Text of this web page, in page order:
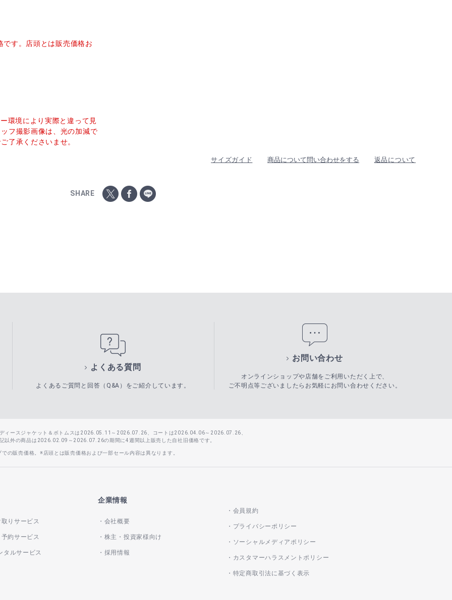
です。店頭とは販売価格お
環境により実際と違って見
フ撮影画像は、光の加減で
了承くださいませ。
サイズガイド 商品について問い合わせをする 返品について
SHARE
よくある質問
よくあるご質問と回答（Q&A）をご紹介しています。
お問い合わせ
オンラインショップや店舗をご利用いただく上で、
ご不明点等ございましたらお気軽にお問い合わせください。
ィースジャケット＆ボトムスは2026.05.11～2026.07.26、コートは2026.04.06～2026.07.26、
以外の商品は2026.02.09～2026.07.26の期間に4週間以上販売した自社旧価格です。
の販売価格。※店頭とは販売価格および一部セール内容は異なります。
りサービス
約サービス
タルサービス
企業情報
会社概要
株主・投資家様向け
採用情報
会員規約
プライバシーポリシー
ソーシャルメディアポリシー
カスタマーハラスメントポリシー
特定商取引法に基づく表示